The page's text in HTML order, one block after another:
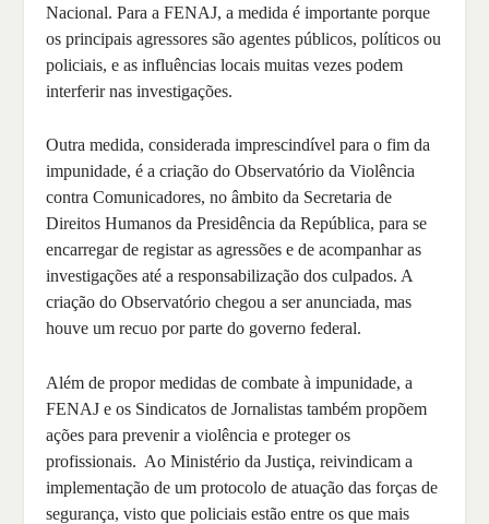
Nacional. Para a FENAJ, a medida é importante porque
os principais agressores são agentes públicos, políticos ou
policiais, e as influências locais muitas vezes podem
interferir nas investigações.
Outra medida, considerada imprescindível para o fim da
impunidade, é a criação do Observatório da Violência
contra Comunicadores, no âmbito da Secretaria de
Direitos Humanos da Presidência da República, para se
encarregar de registar as agressões e de acompanhar as
investigações até a responsabilização dos culpados. A
criação do Observatório chegou a ser anunciada, mas
houve um recuo por parte do governo federal.
Além de propor medidas de combate à impunidade, a
FENAJ e os Sindicatos de Jornalistas também propõem
ações para prevenir a violência e proteger os
profissionais. Ao Ministério da Justiça, reivindicam a
implementação de um protocolo de atuação das forças de
segurança, visto que policiais estão entre os que mais